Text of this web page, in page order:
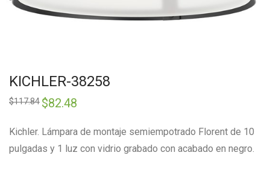
KICHLER-38258
$117.84 Original
price
$117.84.
$82.48
$82.48.
Kichler. Lámpara de montaje semiempotrado Florent de 10
pulgadas y 1 luz con vidrio grabado con acabado en negro.